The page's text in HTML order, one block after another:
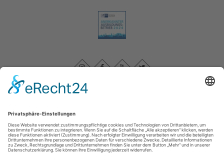
Sauerland-Tourismus e.V. Johannes-Hummel-Weg 1 57392 Schmallenberg